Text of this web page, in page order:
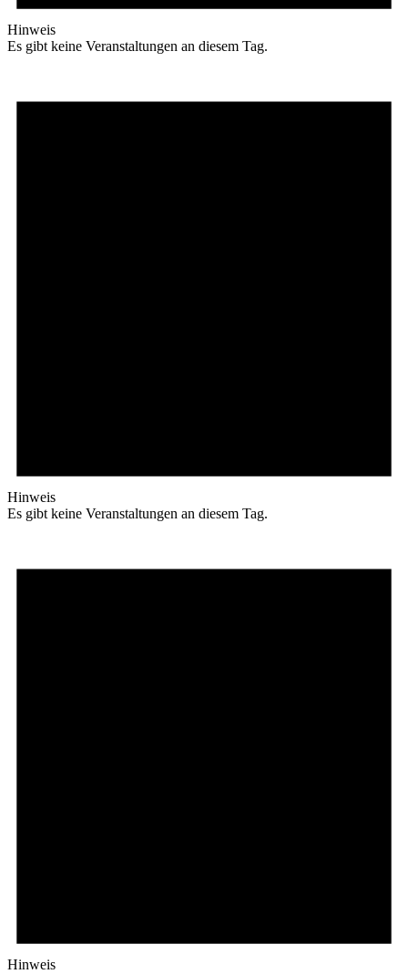
Hinweis
Es gibt keine Veranstaltungen an diesem Tag.
Hinweis
Es gibt keine Veranstaltungen an diesem Tag.
Hinweis